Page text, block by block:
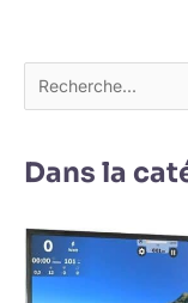
Dans la